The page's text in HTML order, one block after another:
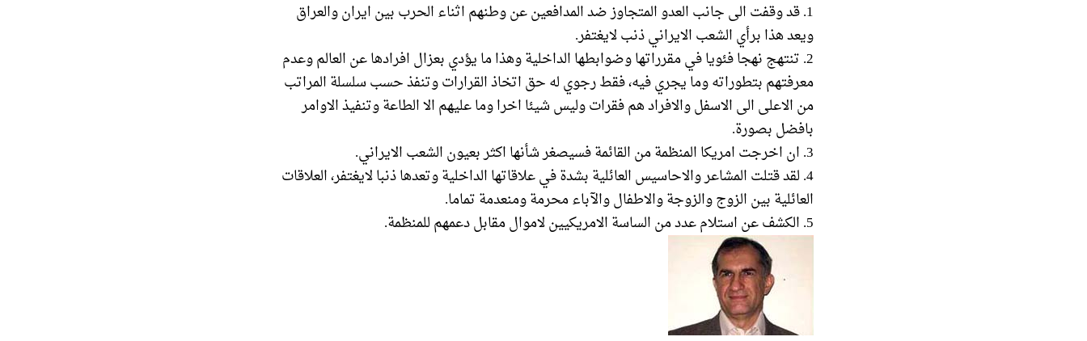
1. قد وقفت الى جانب العدو المتجاوز ضد المدافعين عن وطنهم اثناء الحرب بين ايران والعراق
ويعد هذا برأي الشعب الايراني ذنب لايغتفر.
2. تنتهج نهجا فئويا في مقرراتها وضوابطها الداخلية وهذا ما يؤدي بعزال افرادها عن العالم وعدم
معرفتهم بتطوراته وما يجري فيه، فقط رجوي له حق اتخاذ القرارات وتنفذ حسب سلسلة المراتب
من الاعلى الى الاسفل والافراد هم فقرات وليس شيئا اخرا وما عليهم الا الطاعة وتنفيذ الاوامر
بافضل بصورة.
3. ان اخرجت امريكا المنظمة من القائمة فسيصغر شأنها اكثر بعيون الشعب الايراني.
4. لقد قتلت المشاعر والاحاسيس العائلية بشدة في علاقاتها الداخلية وتعدها ذنبا لايغتفر، العلاقات
العائلية بين الزوج والزوجة والاطفال والآباء محرمة ومنعدمة تماما.
5. الكشف عن استلام عدد من الساسة الامريكيين لاموال مقابل دعمهم للمنظمة.